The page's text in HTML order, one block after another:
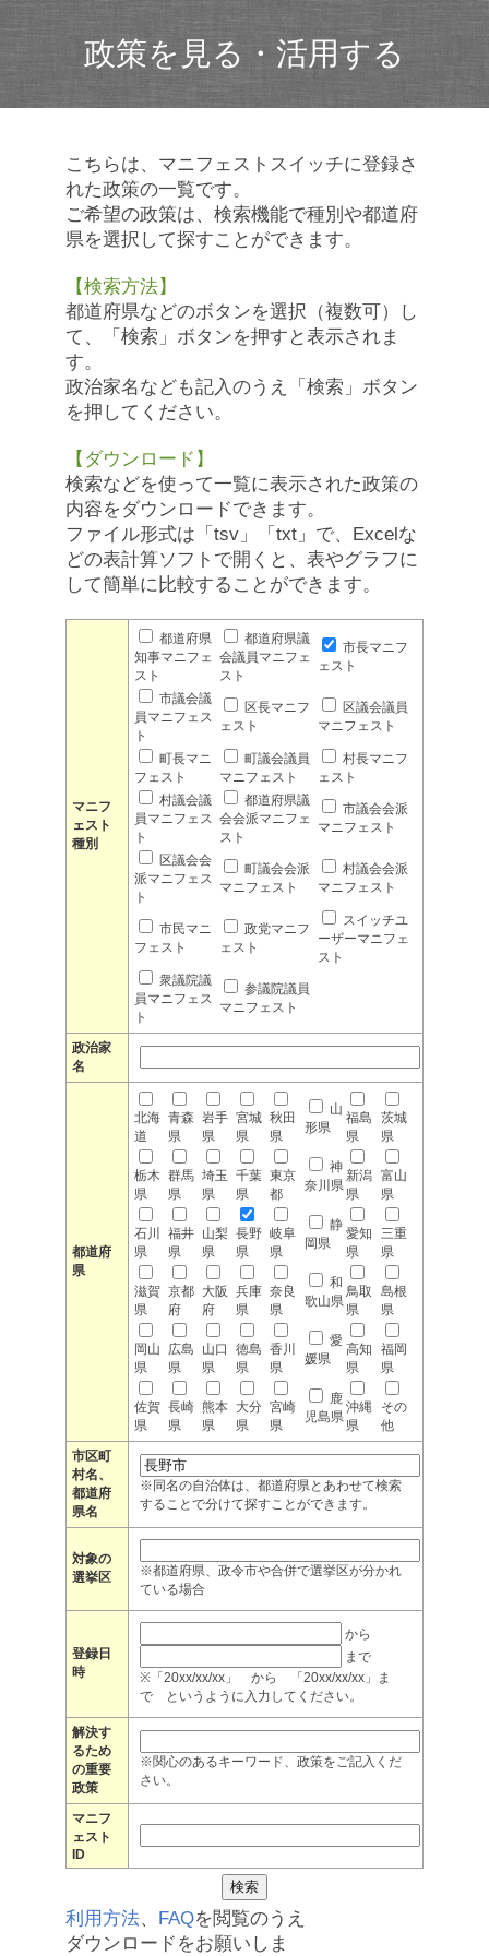
政策を見る・活用する
こちらは、マニフェストスイッチに登録さ
れた政策の一覧です。
ご希望の政策は、検索機能で種別や都道府
県を選択して探すことができます。
【検索方法】
都道府県などのボタンを選択（複数可）し
て、「検索」ボタンを押すと表示されま
す。
政治家名なども記入のうえ「検索」ボタン
を押してください。
【ダウンロード】
検索などを使って一覧に表示された政策の
内容をダウンロードできます。
ファイル形式は「tsv」「txt」で、Excelな
どの表計算ソフトで開くと、表やグラフに
して簡単に比較することができます。
マニフ
ェスト
種別
都道府県
知事マニフェ
スト
都道府県議
会議員マニフェ
スト
市長マニフ
ェスト
市議会議
員マニフェス
ト
区長マニフ
ェスト
区議会議員
マニフェスト
町長マニ
フェスト
町議会議員
マニフェスト
村長マニフ
ェスト
村議会議
員マニフェス
ト
都道府県議
会会派マニフェ
スト
市議会会派
マニフェスト
区議会会
派マニフェス
ト
町議会会派
マニフェスト
村議会会派
マニフェスト
市民マニ
フェスト
政党マニフ
ェスト
スイッチユ
ーザーマニフェ
スト
衆議院議
員マニフェス
ト
参議院議員
マニフェスト
政治家
名
都道府
県
北海
道
青森
県
岩手
県
宮城
県
秋田
県
山
形県
福島
県
茨城
県
栃木
県
群馬
県
埼玉
県
千葉
県
東京
都
神
奈川県
新潟
県
富山
県
石川
県
福井
県
山梨
県
長野
県
岐阜
県
静
岡県
愛知
県
三重
県
滋賀
県
京都
府
大阪
府
兵庫
県
奈良
県
和
歌山県
鳥取
県
島根
県
岡山
県
広島
県
山口
県
徳島
県
香川
県
愛
媛県
高知
県
福岡
県
佐賀
県
長崎
県
熊本
県
大分
県
宮崎
県
鹿
児島県
沖縄
県
その
他
市区町
村名、
都道府
県名
※同名の自治体は、都道府県とあわせて検索
することで分けて探すことができます。
対象の
選挙区
※都道府県、政令市や合併で選挙区が分かれ
ている場合
登録日
時
から
まで
※「20xx/xx/xx」 から 「20xx/xx/xx」ま
で というように入力してください。
解決す
るため
の重要
政策
※関心のあるキーワード、政策をご記入くだ
さい。
マニフ
ェスト
ID
利用方法、 FAQを閲覧のうえ
ダウンロードをお願いしま